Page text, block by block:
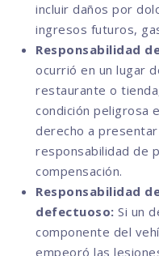
incluir daños por
ingresos futuros,
Responsabilidad
ocurrió en un lugar
restaurante o
condición peligrosa
derecho a
responsabilidad de
compensación.
Responsabilidad
defectuoso: Si un
componente del
empeoró las